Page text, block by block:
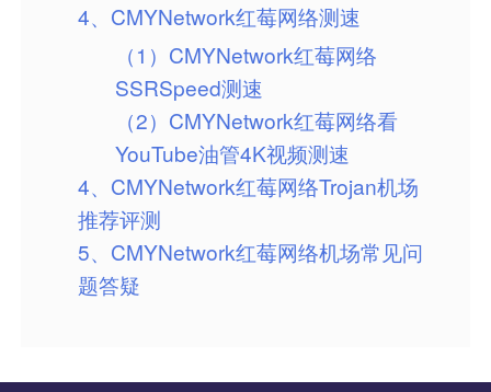
4、CMYNetwork红莓网络测速
（1）CMYNetwork红莓网络
SSRSpeed测速
（2）CMYNetwork红莓网络看
YouTube油管4K视频测速
4、CMYNetwork红莓网络Trojan机场
推荐评测
5、CMYNetwork红莓网络机场常见问
题答疑